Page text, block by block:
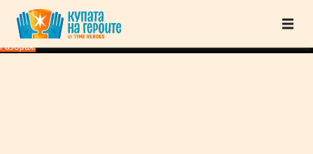
"Купата на героите" от TimeHeroes ползва cookies, за да осигурим по-
добро представяне на сайта и да подобрим Вашето преживяване.Научи
повече
Разбрах!